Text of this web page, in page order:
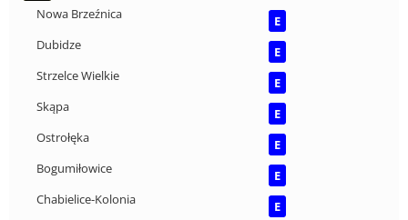
Nowa Brzeźnica
E
Dubidze
E
Strzelce Wielkie
E
Skąpa
E
Ostrołęka
E
Bogumiłowice
E
Chabielice-Kolonia
E